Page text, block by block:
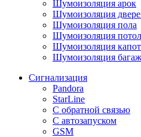
Шумоизоляция арок
Шумоизоляция
Шумоизоляция пола
Шумоизоляция
Шумоизоляция
Шумоизоляция
Сигнализация
Pandora
StarLine
С обратной связью
С автозапуском
GSM